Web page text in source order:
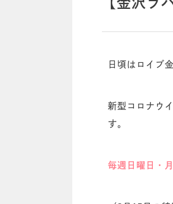
日頃はロイブ
新型コロナウ
す。
毎週日曜日・